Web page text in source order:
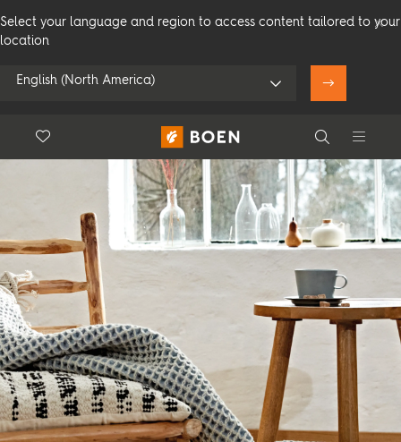
Select your language and region to access content tailored to your
location
English (North America)
Bruk min posisjon
Se alle forhandlere
Search
Search
Floor.Wishlist
Forbruker Profesjonelle
Produkter
Inspirasjon